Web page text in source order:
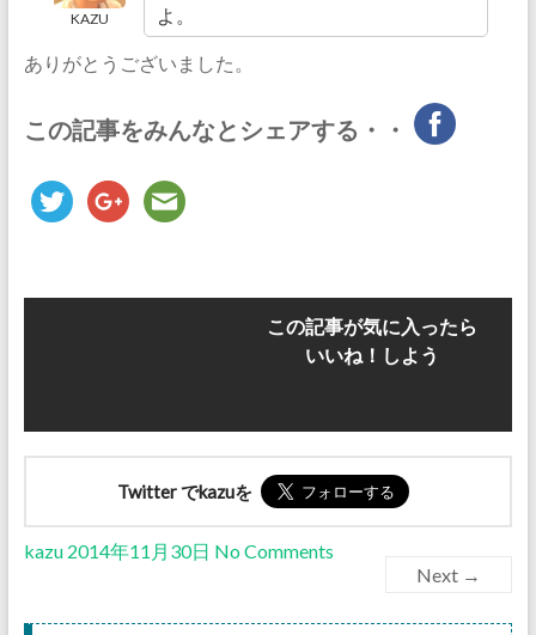
KAZU
よ。
ありがとうございました。
この記事をみんなとシェアする・・
この記事が気に入ったら
いいね！しよう
Twitter でkazuを
kazu 2014年11月30日 No Comments
Next →